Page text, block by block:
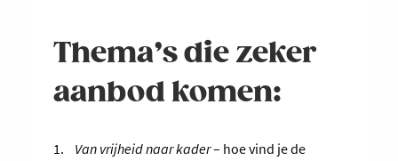
Thema’s die zeker
aanbod komen:
1. Van vrijheid naar kader– hoe vind je de